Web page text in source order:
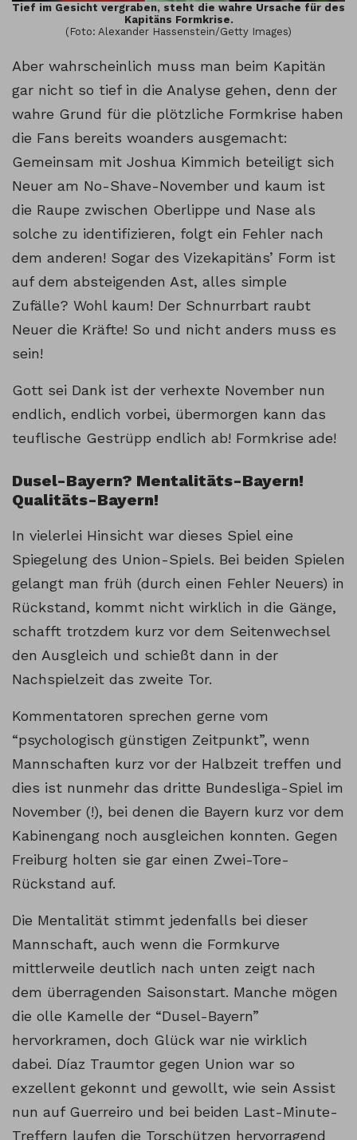
Tief im Gesicht vergraben, steht die wahre Ursache für des
Kapitäns Formkrise.
(Foto: Alexander Hassenstein/Getty Images)
Aber wahrscheinlich muss man beim Kapitän
gar nicht so tief in die Analyse gehen, denn der
wahre Grund für die plötzliche Formkrise haben
die Fans bereits woanders ausgemacht:
Gemeinsam mit Joshua Kimmich beteiligt sich
Neuer am No-Shave-November und kaum ist
die Raupe zwischen Oberlippe und Nase als
solche zu identifizieren, folgt ein Fehler nach
dem anderen! Sogar des Vizekapitäns’ Form ist
auf dem absteigenden Ast, alles simple
Zufälle? Wohl kaum! Der Schnurrbart raubt
Neuer die Kräfte! So und nicht anders muss es
sein!
Gott sei Dank ist der verhexte November nun
endlich, endlich vorbei, übermorgen kann das
teuflische Gestrüpp endlich ab! Formkrise ade!
Dusel-Bayern? Mentalitäts-Bayern!
Qualitäts-Bayern!
In vielerlei Hinsicht war dieses Spiel eine
Spiegelung des Union-Spiels. Bei beiden Spielen
gelangt man früh (durch einen Fehler Neuers) in
Rückstand, kommt nicht wirklich in die Gänge,
schafft trotzdem kurz vor dem Seitenwechsel
den Ausgleich und schießt dann in der
Nachspielzeit das zweite Tor.
Kommentatoren sprechen gerne vom
“psychologisch günstigen Zeitpunkt”, wenn
Mannschaften kurz vor der Halbzeit treffen und
dies ist nunmehr das dritte Bundesliga-Spiel im
November (!), bei denen die Bayern kurz vor dem
Kabinengang noch ausgleichen konnten. Gegen
Freiburg holten sie gar einen Zwei-Tore-
Rückstand auf.
Die Mentalität stimmt jedenfalls bei dieser
Mannschaft, auch wenn die Formkurve
mittlerweile deutlich nach unten zeigt nach
dem überragenden Saisonstart. Manche mögen
die olle Kamelle der “Dusel-Bayern”
hervorkramen, doch Glück war nie wirklich
dabei. Díaz Traumtor gegen Union war so
exzellent gekonnt und gewollt, wie sein Assist
nun auf Guerreiro und bei beiden Last-Minute-
Treffern laufen die Torschützen hervorragend